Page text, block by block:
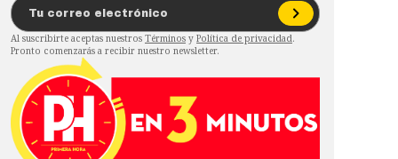
Al suscribirte aceptas nuestros Términos y Política de privacidad.
Pronto comenzarás a recibir nuestro newsletter.